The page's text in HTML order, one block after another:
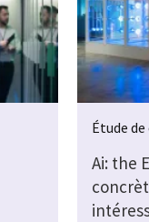
Étude de
Ai: the